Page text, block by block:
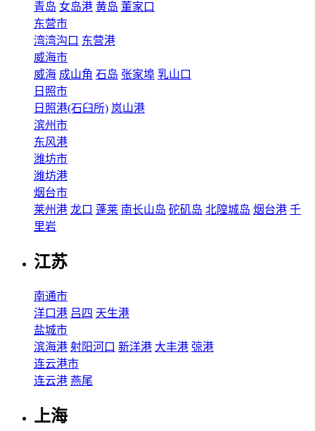
青岛 女岛港 黄岛 董家口
东营市
湾湾沟口 东营港
威海市
威海 成山角 石岛 张家埠 乳山口
日照市
日照港(石臼所) 岚山港
滨州市
东风港
潍坊市
潍坊港
烟台市
莱州港 龙口 蓬莱 南长山岛 砣矶岛 北隍城岛 烟台港 千
里岩
江苏
南通市
洋口港 吕四 天生港
盐城市
滨海港 射阳河口 新洋港 大丰港 弶港
连云港市
连云港 燕尾
上海